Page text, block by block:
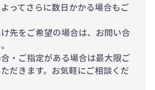
ってさらに数日かかる場合もご
先をご希望の場合は、お問い合
・ご指定がある場合は最大限ご
だきます。お気軽にご相談くだ